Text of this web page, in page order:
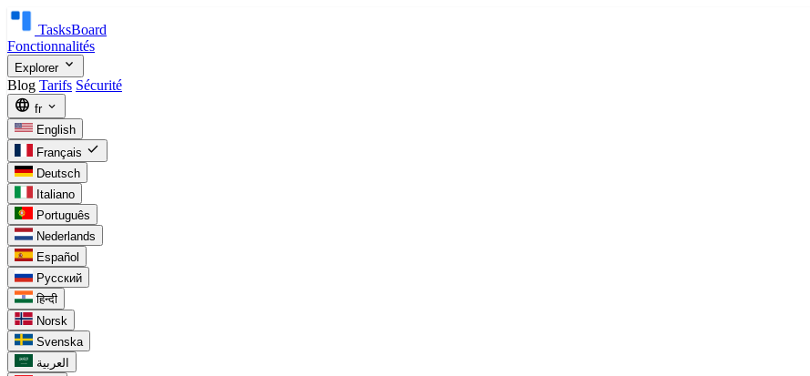
TasksBoard
Fonctionnalités
Explorer expand_more
Blog Tarifs Sécurité
language fr expand_more
English
Français check
Deutsch
Italiano
Português
Nederlands
Español
Русский
हिन्दी
Norsk
Svenska
العربية